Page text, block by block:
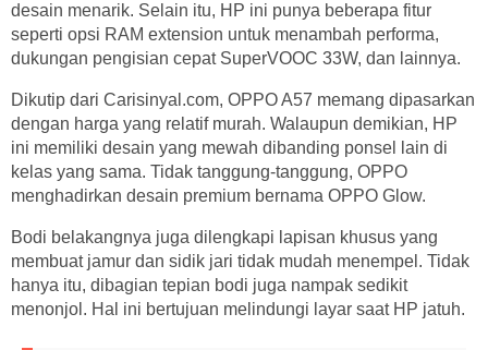
desain menarik. Selain itu, HP ini punya beberapa fitur
seperti opsi RAM extension untuk menambah performa,
dukungan pengisian cepat SuperVOOC 33W, dan lainnya.
Dikutip dari Carisinyal.com, OPPO A57 memang dipasarkan
dengan harga yang relatif murah. Walaupun demikian, HP
ini memiliki desain yang mewah dibanding ponsel lain di
kelas yang sama. Tidak tanggung-tanggung, OPPO
menghadirkan desain premium bernama OPPO Glow.
Bodi belakangnya juga dilengkapi lapisan khusus yang
membuat jamur dan sidik jari tidak mudah menempel. Tidak
hanya itu, dibagian tepian bodi juga nampak sedikit
menonjol. Hal ini bertujuan melindungi layar saat HP jatuh.